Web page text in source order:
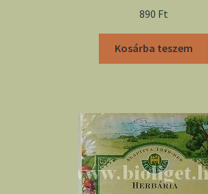
890 Ft
Kosárba teszem